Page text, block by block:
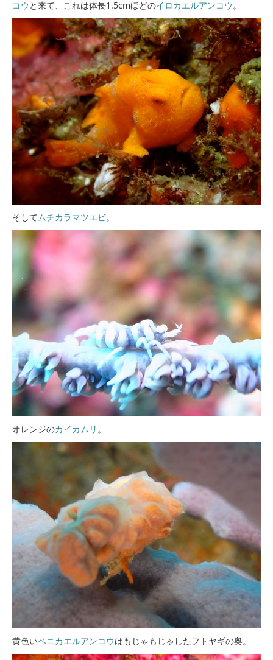
コウ と来て、これは体長1.5cmほどのイロカエルアンコウ。
そしてムチカラマツエビ。
オレンジのカイカムリ 。
黄色いベニカエルアンコウはもじゃもじゃしたフトヤギの奥。